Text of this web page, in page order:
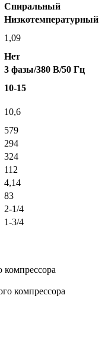
Спиральный
Низкотемпературный
1,09
Нет
3 фазы/380 В/50 Гц
10-15
10,6
579
294
324
112
4,14
83
2-1/4
1-3/4
компрессора